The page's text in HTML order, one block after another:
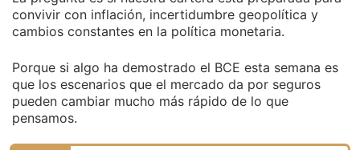
convivir con inflación, incertidumbre geopolítica y
cambios constantes en la política monetaria.
Porque si algo ha demostrado el BCE esta semana es
que los escenarios que el mercado da por seguros
pueden cambiar mucho más rápido de lo que
pensamos.